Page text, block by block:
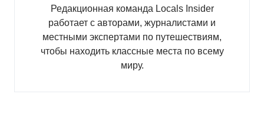
Редакционная команда Locals Insider
работает с авторами, журналистами и
местными экспертами по путешествиям,
чтобы находить классные места по всему
миру.